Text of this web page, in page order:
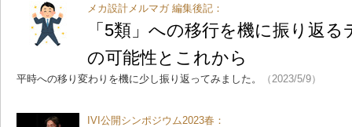
メカ設計メルマガ 編集後記：
「5類」への移行を機に振り返
の可能性とこれから
平時への移り変わりを機に少し振り返ってみました。 （2023/5/9）
IVI公開シンポジウム2023春：